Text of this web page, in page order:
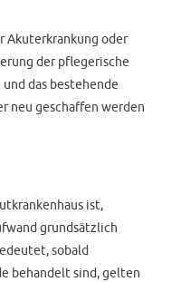
Akuterkrankung oder
der pflegerische
das bestehende
neu geschaffen werden
ist,
grundsätzlich
sobald
behandelt sind, gelten